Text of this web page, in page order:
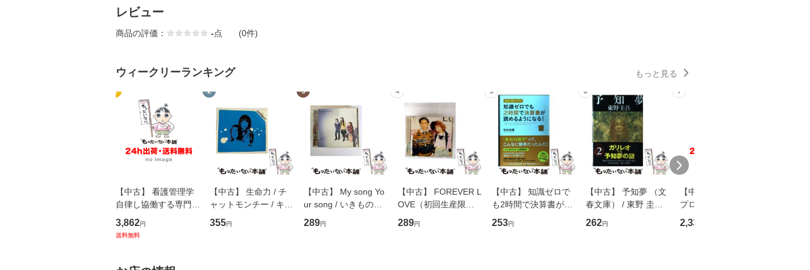
レビュー
商品の評価： -点 (0件)
ウィークリーランキング もっと見る
1
【中古】 看護管理学
自律し協働する専門職
の看護マネジメントス
キル 改訂第3版 (看護
堂 [単行
3,862円
送料無料
2
【中古】 生命力 / チ
ャットモンチー / キュ
ーンレコード [CD]
【メール便送料無料】
355円
3
【中古】 My song Yo
ur song / いきものが
かり / [CD]【メール便
送料無料】
289円
4
【中古】 FOREVER L
OVE（初回生産限定
盤） / 清水翔太×加藤
ミリヤ / [CD]【メール
289円
5
【中古】 知識ゼロで
も2時間で決算書が読
めるようになる！ 会
計超入門！ / 佐伯 良
253円
6
【中古】 予知夢 （文
春文庫） / 東野 圭吾 /
文藝春秋 [文庫]【メー
ル便送料無料】
262円
7
【中古】 野ブタ。を
プロデュース [DVD-B
OX] / バップ [DVD]
【メール便送料無料】
2,335